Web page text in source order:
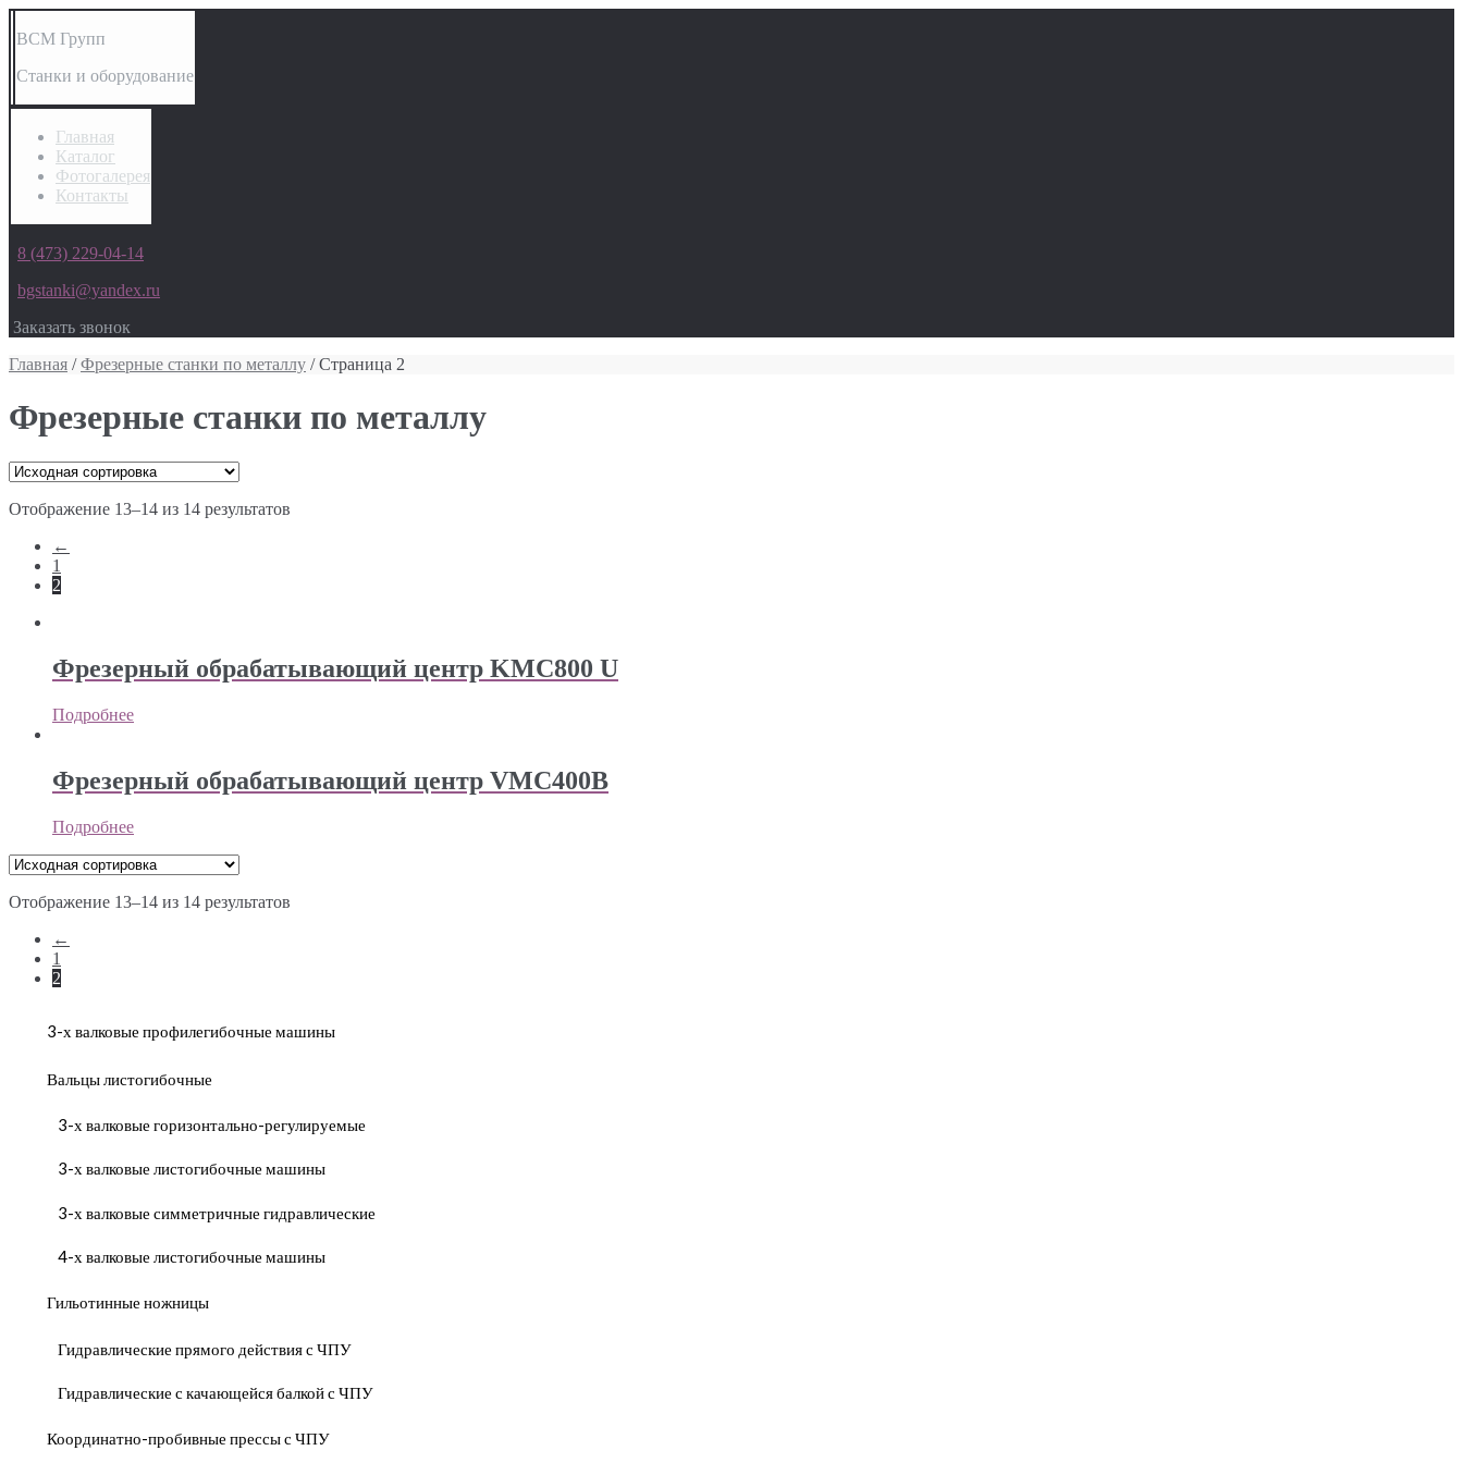
ВСМ Групп
Станки и оборудование
Главная
Каталог
Фотогалерея
Контакты
8 (473) 229-04-14
bgstanki@yandex.ru
Заказать звонок
Главная /Фрезерные станки по металлу / Страница 2
Фрезерные станки по металлу
Отображение 13–14 из 14 результатов
←
1
2
Фрезерный обрабатывающий центр KMC800 U
Подробнее
Фрезерный обрабатывающий центр VMC400B
Подробнее
Отображение 13–14 из 14 результатов
←
1
2
3-х валковые профилегибочные машины
Вальцы листогибочные
3-х валковые горизонтально-регулируемые
3-х валковые листогибочные машины
3-х валковые симметричные гидравлические
4-х валковые листогибочные машины
Гильотинные ножницы
Гидравлические прямого действия с ЧПУ
Гидравлические с качающейся балкой с ЧПУ
Координатно-пробивные прессы с ЧПУ